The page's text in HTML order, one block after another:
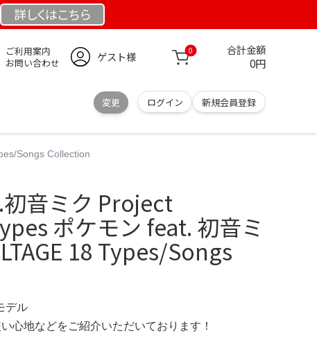
詳しくはこちら
ご利用案内
お問い合わせ
ゲスト様 0 合計金額
0円
変更 ログイン 新規会員登録
Songs Collection
音ミク Project
ポケモン feat. 初音ミ
18 Types/Songs
デル
心地などをご紹介いただいております！